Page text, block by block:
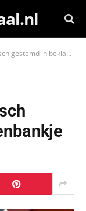
in beklaagdenbankje